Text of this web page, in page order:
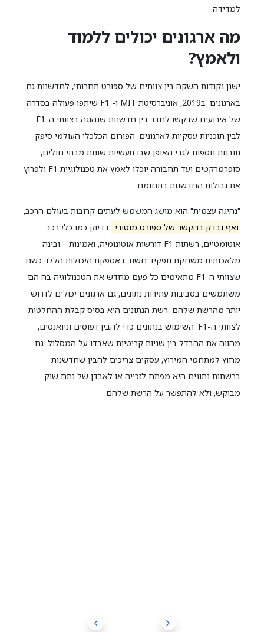
למדידה.
מה ארגונים יכולים ללמוד
ולאמץ?
ישנן נקודות השקה בין צוותים של ספורט תחרותי, לחדשנות גם
בארגונים. ב2019, אוניברסיטת MIT ו- F1 שיתפו פעולה בסדרה
של אירועים שבקשו לחבר בין חדשנות שנהוגה בצוותי ה-F1
לבין תוכניות עסקיות לארגונים. הפורום הכלכלי העולמי סיפק
תובנות נוספות לגבי האופן שבו תעשיות שונות מבתי חולים,
סופרמרקטים ועד תחבורה יוכלו לאמץ את טכנולוגיית F1 ולפרוץ
את גבולות החדשנות בתחומם.
"נהיגה עצמית" הוא מושג המשמש לעתים קרובות בעולם הרכב,
ואף נבדק בהקשר של ספורט מוטורי. בדיוק כמו כלי רכב
אוטומטיים, רשתות F1 דורשות אוטונומיה, ואמינות – ובינה
מלאכותית משחקת תפקיד חשוב באספקת היכולות הללו. כשם
שצוותי ה-F1 מתאימים כל פעם מחדש את הטכנולוגיה בה הם
משתמשים בסביבות עתירות נתונים, גם ארגונים יכולים לדרוש
יותר מהרשת שלהם. רשת הנתונים היא בסיס קבלת ההחלטות
לצוותי ה-F1. השימוש בנתונים כדי להבין דפוסים וניואנסים,
מהווה את ההבדל בין שניות קריטיות שאבדו על המסלול. גם
מחוץ למתחמי המירוץ, עסקים צריכים להבין שחדשנות
ברשתות נתונים היא מפתח לזכייה או לאבדן של נתח שוק
מבוקש, ולא להתפשר על הרשת שלהם.